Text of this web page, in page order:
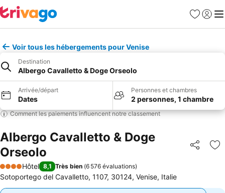
Favoris
Se
Voir tous les hébergements pour Venise
Destination
Albergo Cavalletto & Doge Orseolo
Arrivée/départ
Dates
Personnes et chambres
2 personnes, 1 chambre
Comment les paiements influencent notre classement
Albergo Cavalletto & Doge
Orseolo
Partager
4 Étoiles
Hôtel 8,1 Très bien (6 576 évaluations)
Sotoportego del Cavalletto, 1107, 30124, Venise, Italie